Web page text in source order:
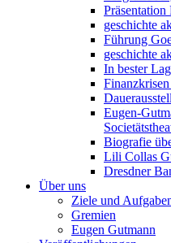
geschichte
Führung
geschichte
In bester
Eugen-
Biografie
Lili Collas
Dresdner
Über uns
Ziele und
Gremien
Eugen Gutmann